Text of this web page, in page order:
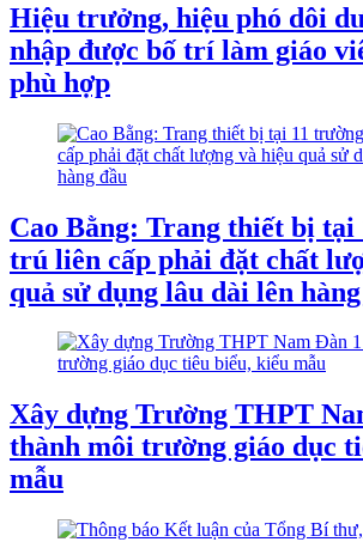
Hiệu trưởng, hiệu phó dôi
nhập được bố trí làm giáo
phù hợp
Cao Bằng: Trang thiết bị
trú liên cấp phải đặt chất
quả sử dụng lâu dài lên
Xây dựng Trường THPT
thành môi trường giáo dục
mẫu